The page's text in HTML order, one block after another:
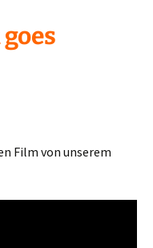
Film von unserem